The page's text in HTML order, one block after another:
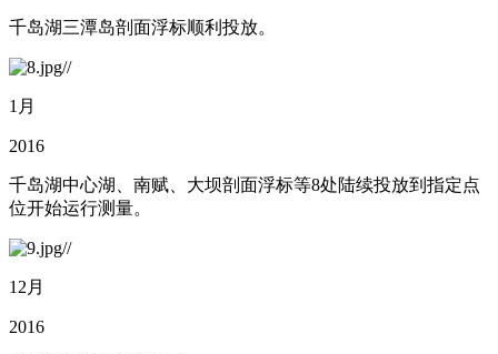
千岛湖三潭岛剖面浮标顺利投放。
1月
2016
千岛湖中心湖、南赋、大坝剖面浮标等8处陆续投放到指定点
位开始运行测量。
12月
2016